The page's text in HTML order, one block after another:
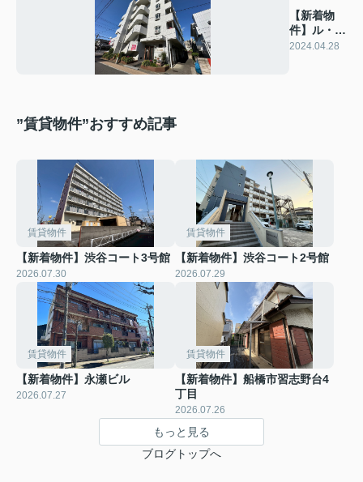
【新着物
件】ル・シ
エール弐番
2024.04.28
”賃貸物件”おすすめ記事
賃貸物件
【新着物件】渋谷コート3号館
2026.07.30
賃貸物件
【新着物件】渋谷コート2号館
2026.07.29
賃貸物件
【新着物件】永瀬ビル
2026.07.27
賃貸物件
【新着物件】船橋市習志野台4
丁目
2026.07.26
もっと見る
ブログトップへ